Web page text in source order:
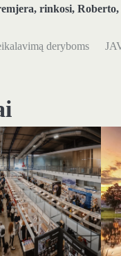
, rinkosi, Roberto,
deryboms